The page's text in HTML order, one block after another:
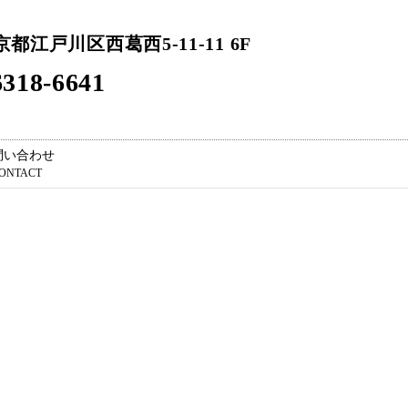
都江戸川区西葛西5-11-11 6F
6641
い合わせ